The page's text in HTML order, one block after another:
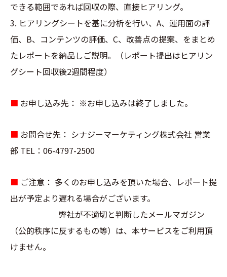
できる範囲であれば回収の際、直接ヒアリング。
3. ヒアリングシートを基に分析を行い、A、運用面の評
価、B、コンテンツの評価、C、改善点の提案、をまとめ
たレポートを納品しご説明。（レポート提出はヒアリン
グシート回収後2週間程度）
■ お申し込み先： ※お申し込みは終了しました。
■ お問合せ先： シナジーマーケティング株式会社 営業
部 TEL：06-4797-2500
■ ご注意： 多くのお申し込みを頂いた場合、レポート提
出が予定より遅れる場合がございます。
弊社が不適切と判断したメールマガジン
（公的秩序に反するもの等）は、本サービスをご利用頂
けません。